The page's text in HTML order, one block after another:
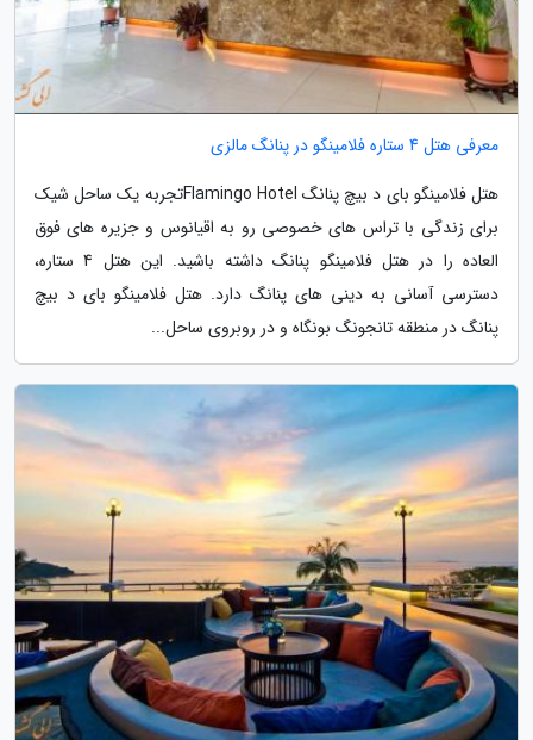
معرفی هتل 4 ستاره فلامینگو در پنانگ مالزی
هتل فلامینگو بای د بیچ پنانگ Flamingo Hotelتجربه یک ساحل شیک
برای زندگی با تراس های خصوصی رو به اقیانوس و جزیره های فوق
العاده را در هتل فلامینگو پنانگ داشته باشید. این هتل 4 ستاره،
دسترسی آسانی به دینی های پنانگ دارد. هتل فلامینگو بای د بیچ
پنانگ در منطقه تانجونگ بونگاه و در روبروی ساحل...